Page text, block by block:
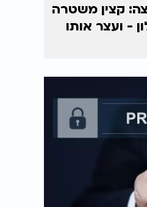
קצין משטרה
- ועצר אותו